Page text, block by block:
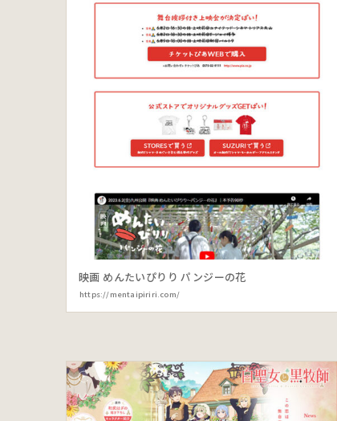
映画 めんたいぴりり パンジーの花
https://mentaipiriri.com/